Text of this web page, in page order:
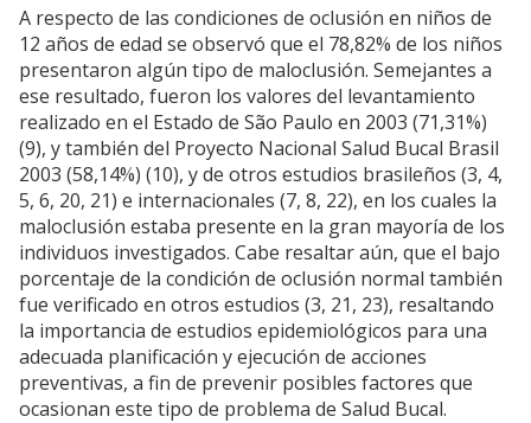
A respecto de las condiciones de oclusión en niños de
12 años de edad se observó que el 78,82% de los niños
presentaron algún tipo de maloclusión. Semejantes a
ese resultado, fueron los valores del levantamiento
realizado en el Estado de São Paulo en 2003 (71,31%)
(9), y también del Proyecto Nacional Salud Bucal Brasil
2003 (58,14%) (10), y de otros estudios brasileños (3, 4,
5, 6, 20, 21) e internacionales (7, 8, 22), en los cuales la
maloclusión estaba presente en la gran mayoría de los
individuos investigados. Cabe resaltar aún, que el bajo
porcentaje de la condición de oclusión normal también
fue verificado en otros estudios (3, 21, 23), resaltando
la importancia de estudios epidemiológicos para una
adecuada planificación y ejecución de acciones
preventivas, a fin de prevenir posibles factores que
ocasionan este tipo de problema de Salud Bucal.